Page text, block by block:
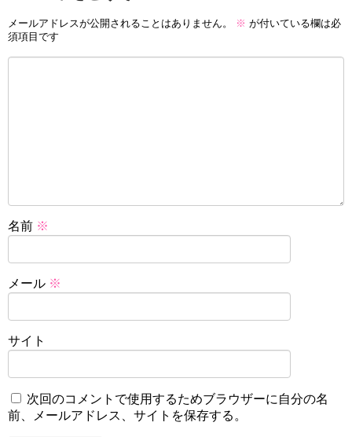
メールアドレスが公開されることはありません。 ※ が付いている欄は必
須項目です
名前 ※
メール ※
サイト
次回のコメントで使用するためブラウザーに自分の名
前、メールアドレス、サイトを保存する。